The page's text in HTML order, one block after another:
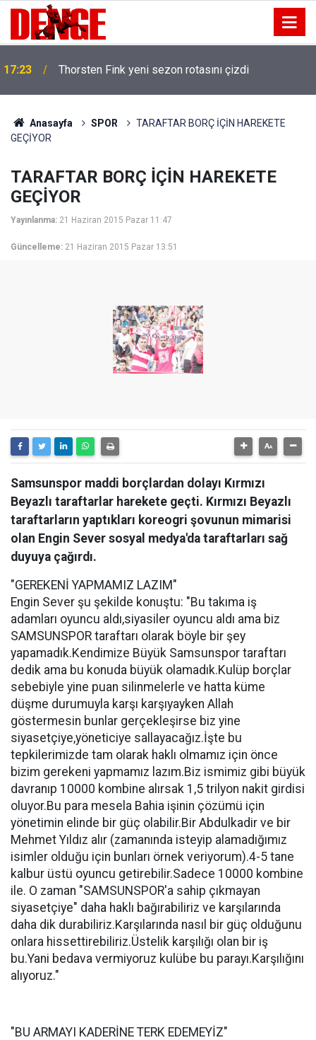
17:23 Thorsten Fink yeni sezon rotasını çizdi
Anasayfa SPOR
TARAFTAR BORÇ İÇİN HAREKETE
GEÇİYOR
TARAFTAR BORÇ İÇİN HAREKETE
GEÇİYOR
Yayınlanma: 21 Haziran 2015 Pazar 11:47
Güncelleme: 21 Haziran 2015 Pazar 13:51
Samsunspor maddi borçlardan dolayı Kırmızı
Beyazlı taraftarlar harekete geçti. Kırmızı Beyazlı
taraftarların yaptıkları koreogri şovunun mimarisi
olan Engin Sever sosyal medya'da taraftarları sağ
duyuya çağırdı.
"GEREKENİ YAPMAMIZ LAZIM"
Engin Sever şu şekilde konuştu: "Bu takıma iş
adamları oyuncu aldı,siyasiler oyuncu aldı ama biz
SAMSUNSPOR taraftarı olarak böyle bir şey
yapamadık.Kendimize Büyük Samsunspor taraftarı
dedik ama bu konuda büyük olamadık.Kulüp borçlar
sebebiyle yine puan silinmelerle ve hatta küme
düşme durumuyla karşı karşıyayken Allah
göstermesin bunlar gerçekleşirse biz yine
siyasetçiye,yöneticiye sallayacağız.İşte bu
tepkilerimizde tam olarak haklı olmamız için önce
bizim gerekeni yapmamız lazım.Biz ismimiz gibi büyük
davranıp 10000 kombine alırsak 1,5 trilyon nakit girdisi
oluyor.Bu para mesela Bahia işinin çözümü için
yönetimin elinde bir güç olabilir.Bir Abdulkadir ve bir
Mehmet Yıldız alır (zamanında isteyip alamadığımız
isimler olduğu için bunları örnek veriyorum).4-5 tane
kalbur üstü oyuncu getirebilir.Sadece 10000 kombine
ile. O zaman "SAMSUNSPOR'a sahip çıkmayan
siyasetçiye" daha haklı bağırabiliriz ve karşılarında
daha dik durabiliriz.Karşılarında nasıl bir güç olduğunu
onlara hissettirebiliriz.Üstelik karşılığı olan bir iş
bu.Yani bedava vermiyoruz kulübe bu parayı.Karşılığını
alıyoruz."
"BU ARMAYI KADERİNE TERK EDEMEYİZ"